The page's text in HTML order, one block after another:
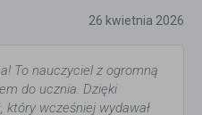
26 kwietnia 2026
To nauczyciel z ogromną
do ucznia. Dzięki
który wcześniej wydawał